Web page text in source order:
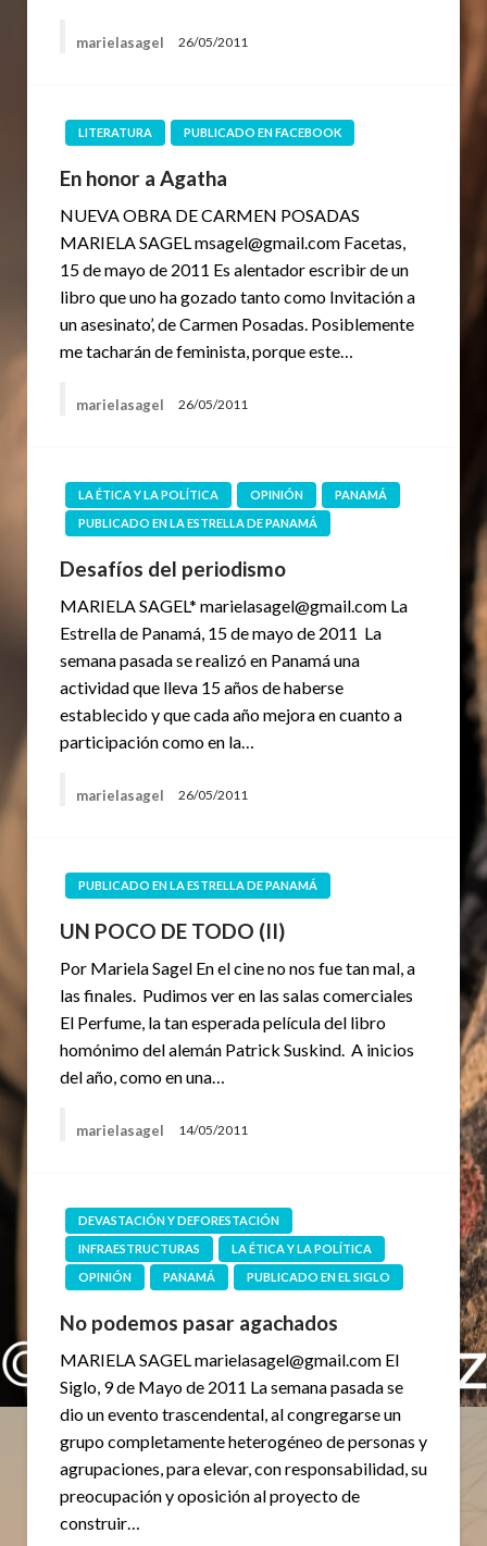
marielasagel 26/05/2011
LITERATURA PUBLICADO EN FACEBOOK
En honor a Agatha
NUEVA OBRA DE CARMEN POSADAS
MARIELA SAGEL msagel@gmail.com Facetas,
15 de mayo de 2011 Es alentador escribir de un
libro que uno ha gozado tanto como Invitación a
un asesinato’, de Carmen Posadas. Posiblemente
me tacharán de feminista, porque este…
marielasagel 26/05/2011
LA ÉTICA Y LA POLÍTICA OPINIÓN
PANAMÁ
PUBLICADO EN LA ESTRELLA DE PANAMÁ
Desafíos del periodismo
MARIELA SAGEL* marielasagel@gmail.com La
Estrella de Panamá, 15 de mayo de 2011 La
semana pasada se realizó en Panamá una
actividad que lleva 15 años de haberse
establecido y que cada año mejora en cuanto a
participación como en la…
marielasagel 26/05/2011
PUBLICADO EN LA ESTRELLA DE PANAMÁ
UN POCO DE TODO (II)
Por Mariela Sagel En el cine no nos fue tan mal, a
las finales. Pudimos ver en las salas comerciales
El Perfume, la tan esperada película del libro
homónimo del alemán Patrick Suskind. A inicios
del año, como en una…
marielasagel 14/05/2011
DEVASTACIÓN Y DEFORESTACIÓN
INFRAESTRUCTURAS
LA ÉTICA Y LA POLÍTICA
OPINIÓN
PANAMÁ PUBLICADO EN EL SIGLO
No podemos pasar agachados
MARIELA SAGEL marielasagel@gmail.com El
Siglo, 9 de Mayo de 2011 La semana pasada se
dio un evento trascendental, al congregarse un
grupo completamente heterogéneo de personas y
agrupaciones, para elevar, con responsabilidad, su
preocupación y oposición al proyecto de
construir…